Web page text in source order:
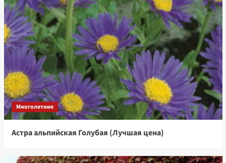
Многолетние
Астра альпийская Голубая (Лучшая цена)